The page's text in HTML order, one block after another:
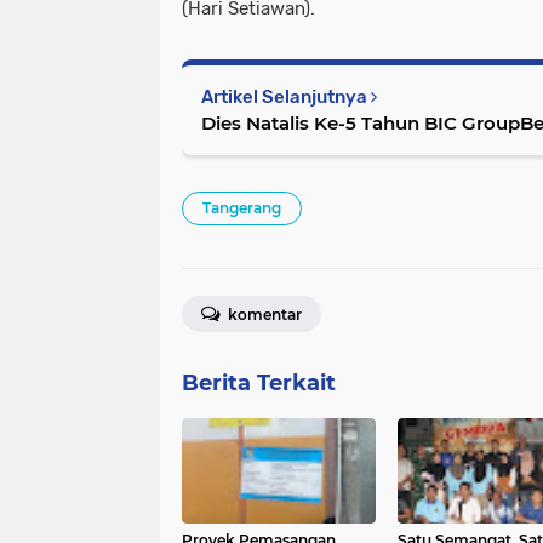
(Hari Setiawan).
Artikel Selanjutnya
Dies Natalis Ke-5 Tahun BIC
Tangerang
komentar
Berita Terkait